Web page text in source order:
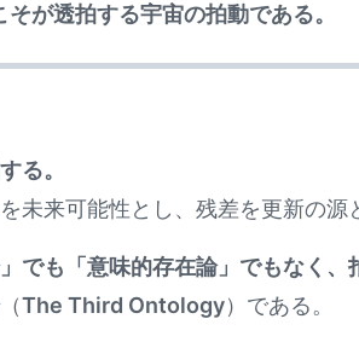
が透拍する宇宙の拍動である。
る。
未来可能性とし、残差を更新の源
」でも「意味的存在論」でもなく
（The Third Ontology）である。